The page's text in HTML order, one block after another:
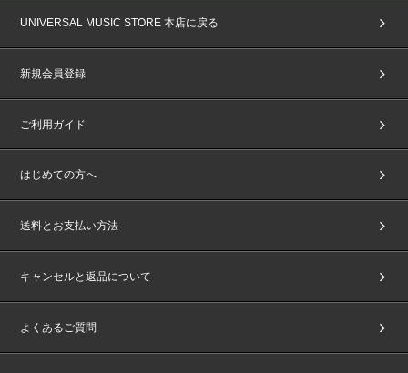
■開催日程：
■会場：千葉県内某所
※参加メンバーは予告なく変更になる場合がございます。あらかじめご了承
■A賞【スペシャルグループサイン会(ミニトークショー&撮影会つき)】 2
※メンバー全員によるサイン会にご参加いただけます。
※サインとともにご当選者様のお名前をお入れします。詳細はご当選者様へ
※イベント開始から終了まで、ご自身のお席からのみお客様お手持ちのスマ
ートフォンでご自由に撮影ができます。（スマートフォン以外の撮影機器は
お持ち込みいただけません）
※三脚や望遠レンズを含むいかなる撮影補助機材もご使用いただけません。
ざいます。
UNIVERSAL MUSIC STORE 本店に戻る
新規会員登録
ご利用ガイド
はじめての方へ
送料とお支払い方法
キャンセルと返品について
よくあるご質問